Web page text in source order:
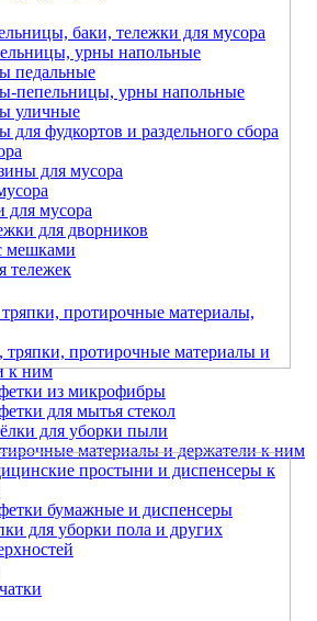
баки, тележки для мусора
урны напольные
педальные
пепельницы, урны напольные
уличные
для фудкортов и раздельного сбора
для мусора
для мусора
для дворников
мешками
тележек
протирочные материалы,
тряпки, протирочные материалы и
к ним
из микрофибры
для мытья стекол
для уборки пыли
материалы и держатели к ним
простыни и диспенсеры к
бумажные и диспенсеры
для уборки пола и других